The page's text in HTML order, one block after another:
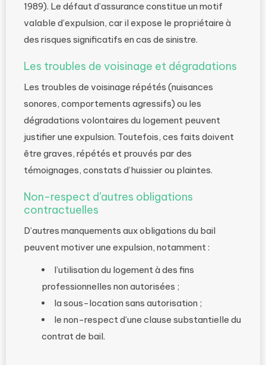
1989). Le défaut d’assurance constitue un motif
valable d’expulsion, car il expose le propriétaire à
des risques significatifs en cas de sinistre.
Les troubles de voisinage et dégradations
Les troubles de voisinage répétés (nuisances
sonores, comportements agressifs) ou les
dégradations volontaires du logement peuvent
justifier une expulsion. Toutefois, ces faits doivent
être graves, répétés et prouvés par des
témoignages, constats d’huissier ou plaintes.
Non-respect d’autres obligations
contractuelles
D’autres manquements aux obligations du bail
peuvent motiver une expulsion, notamment :
l’utilisation du logement à des fins
professionnelles non autorisées ;
la sous-location sans autorisation ;
le non-respect d’une clause substantielle du
contrat de bail.